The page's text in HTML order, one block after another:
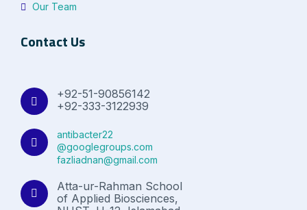
Our Team
Contact Us
+92-51-90856142
+92-333-3122939
antibacter22
@googlegroups.com
fazliadnan@gmail.com
Atta-ur-Rahman School
of Applied Biosciences,